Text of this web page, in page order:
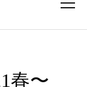
春〜